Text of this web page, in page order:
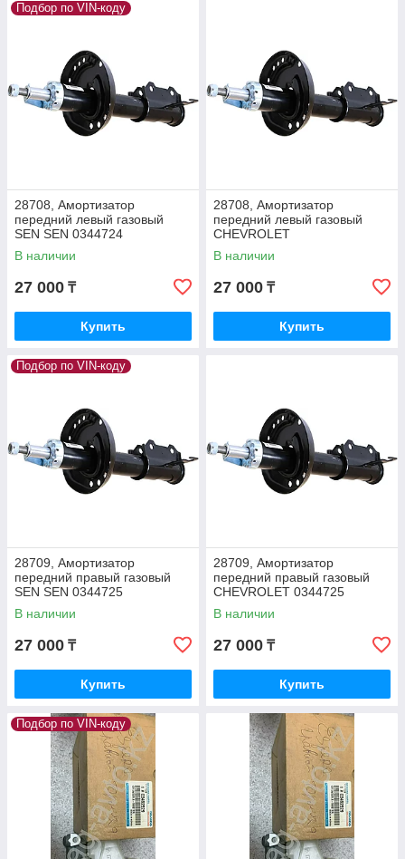
Подбор по VIN-коду
28708, Амортизатор
передний левый газовый
SEN SEN 0344724
В наличии
27 000 ₸
Купить
28708, Амортизатор
передний левый газовый
CHEVROLET
В наличии
27 000 ₸
Купить
Подбор по VIN-коду
28709, Амортизатор
передний правый газовый
SEN SEN 0344725
В наличии
27 000 ₸
Купить
28709, Амортизатор
передний правый газовый
СHEVROLET 0344725
В наличии
27 000 ₸
Купить
Подбор по VIN-коду